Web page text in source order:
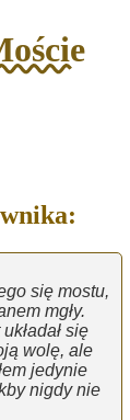
się mostu,
mgły.
się
wolę, ale
jedynie
nigdy nie